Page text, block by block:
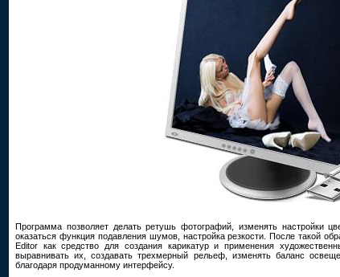
Программа позволяет делать ретушь фотографий, изменять настройки
оказаться функция подавления шумов, настройка резкости. После такой
Editor как средство для создания карикатур и применения
выравнивать их, создавать трехмерный рельеф, изменять баланс
благодаря продуманному интерфейсу.